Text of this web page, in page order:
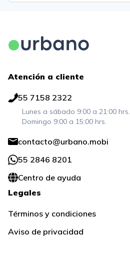
Legales
Términos y condiciones
Aviso de privacidad
Atención a cliente
55 7158 2322
Lunes a sábado 9:00 a 21:00 hrs.
Domingo 9:00 a 15:00 hrs.
contacto@urbano.mobi
55 2846 8201
Centro de ayuda